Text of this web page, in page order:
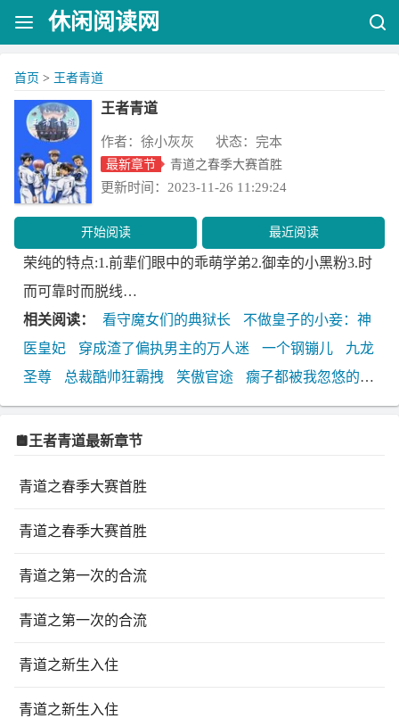
休闲阅读网
首页 > 王者青道
王者青道
作者：徐小灰灰 状态：完本
最新章节 青道之春季大赛首胜
更新时间：2023-11-26 11:29:24
开始阅读 最近阅读
荣纯的特点:1.前辈们眼中的乖萌学弟2.御幸的小黑粉3.时
而可靠时而脱线…
相关阅读：
看守魔女们的典狱长
不做皇子的小妾：神
医皇妃
穿成渣了偏执男主的万人迷 一个钢镚儿
九龙
圣尊
总裁酷帅狂霸拽 笑傲官途
瘸子都被我忽悠的站
起来了
太平客栈 重生农门：糙汉家的锦鲤小娘子
彩
虹色暗恋
酒暖春深
王者青道最新章节
青道之春季大赛首胜
青道之春季大赛首胜
青道之第一次的合流
青道之第一次的合流
青道之新生入住
青道之新生入住